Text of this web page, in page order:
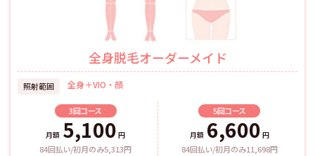
全身脱毛オーダーメイド
照射範囲 全身＋VIO・顔
3回コース
月額 5,100 円
84回払い/初月のみ5,313円
5回コース
月額 6,600 円
84回払い/初月のみ11,698円